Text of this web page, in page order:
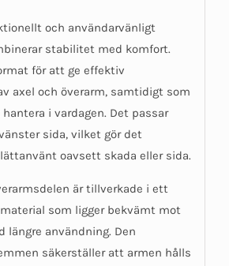
och användarvänligt
stabilitet med komfort.
för att ge effektiv
axel och överarm, samtidigt som
i vardagen. Det passar
sida, vilket gör det
oavsett skada eller sida.
är tillverkade i ett
som ligger bekvämt mot
längre användning. Den
säkerställer att armen hålls